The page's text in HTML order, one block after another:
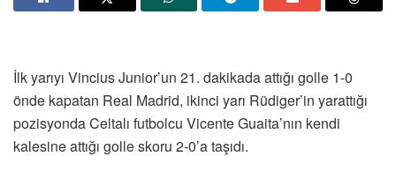
İlk yarıyı Vincius Junior’un 21. dakikada attığı golle 1-0
önde kapatan Real Madrid, ikinci yarı Rüdiger’in yarattığı
pozisyonda Celtalı futbolcu Vicente Guaita’nın kendi
kalesine attığı golle skoru 2-0’a taşıdı.